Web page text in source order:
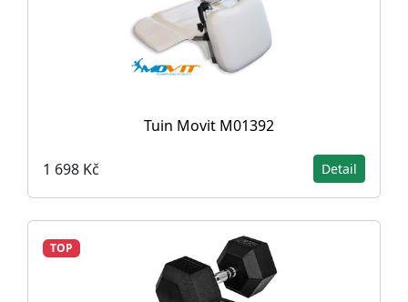
Tuin Movit M01392
1 698 Kč Detail
TOP